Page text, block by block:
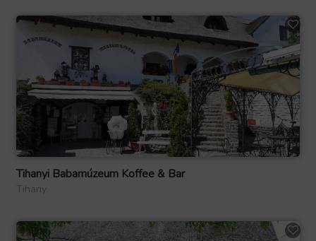
Tihanyi Babamúzeum Koffee & Bar
Tihany